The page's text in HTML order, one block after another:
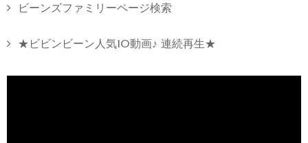
ビーンズファミリーページ検索
★ビビンビーン人気10動画♪ 連続再生★